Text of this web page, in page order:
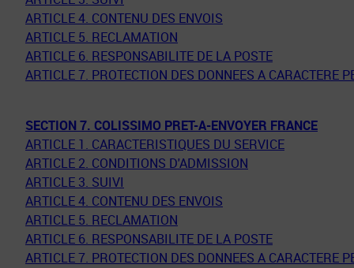
ARTICLE 4. CONTENU DES ENVOIS
ARTICLE 5. RECLAMATION
ARTICLE 6. RESPONSABILITE DE LA POSTE
ARTICLE 7. PROTECTION DES DONNEES A CARACTERE
SECTION 7. COLISSIMO PRET-A-ENVOYER FRANCE
ARTICLE 1. CARACTERISTIQUES DU SERVICE
ARTICLE 2. CONDITIONS D'ADMISSION
ARTICLE 3. SUIVI
ARTICLE 4. CONTENU DES ENVOIS
ARTICLE 5. RECLAMATION
ARTICLE 6. RESPONSABILITE DE LA POSTE
ARTICLE 7. PROTECTION DES DONNEES A CARACTERE